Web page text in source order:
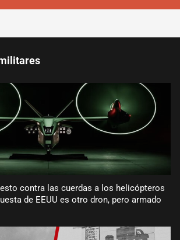
contra las cuerdas a los helicópteros
de EEUU es otro dron, pero armado